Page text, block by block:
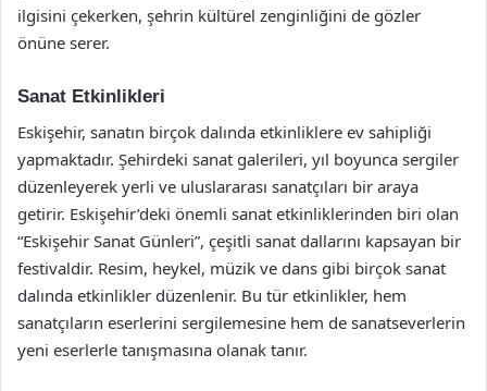
ilgisini çekerken, şehrin kültürel zenginliğini de gözler
önüne serer.
Sanat Etkinlikleri
Eskişehir, sanatın birçok dalında etkinliklere ev sahipliği
yapmaktadır. Şehirdeki sanat galerileri, yıl boyunca sergiler
düzenleyerek yerli ve uluslararası sanatçıları bir araya
getirir. Eskişehir’deki önemli sanat etkinliklerinden biri olan
“Eskişehir Sanat Günleri”, çeşitli sanat dallarını kapsayan bir
festivaldir. Resim, heykel, müzik ve dans gibi birçok sanat
dalında etkinlikler düzenlenir. Bu tür etkinlikler, hem
sanatçıların eserlerini sergilemesine hem de sanatseverlerin
yeni eserlerle tanışmasına olanak tanır.